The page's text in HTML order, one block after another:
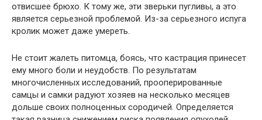
отвисшее брюхо. К тому же, эти зверьки пугливы, а это
является серьезной проблемой. Из-за серьезного испуга
кролик может даже умереть.
Не стоит жалеть питомца, боясь, что кастрация принесет
ему много боли и неудобств. По результатам
многочисленных исследований, прооперированные
самцы и самки радуют хозяев на несколько месяцев
дольше своих полноценных сородичей. Определяется